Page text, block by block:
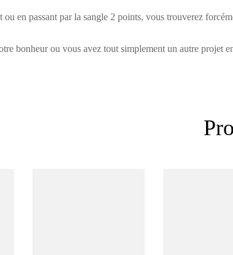
ou en passant par la sangle 2 points, vous trouverez
bonheur ou vous avez tout simplement un autre projet
Basé sur 0 avis
0question sur ce produit